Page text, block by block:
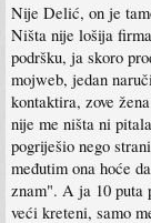
Nije Delić, on je
Ništa nije lošija
podršku, ja skoro
mojweb, jedan
kontaktira, zove
nije me ništa ni
pogriješio nego
međutim ona hoće
znam". A ja 10 puta
veći kreteni, samo